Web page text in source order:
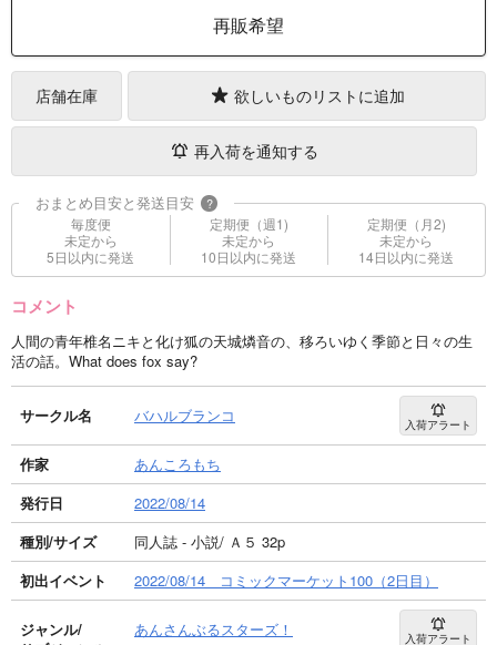
再販希望
店舗在庫 欲しいものリストに追加
再入荷を通知する
おまとめ目安と発送目安 ?
毎度便
未定から
5日以内に発送
定期便（週1)
未定から
10日以内に発送
定期便（月2)
未定から
14日以内に発送
コメント
人間の青年椎名ニキと化け狐の天城燐音の、移ろいゆく季節と日々の生
活の話。What does fox say?
サークル名 バハルブランコ 入荷アラート
作家
あんころもち
発行日
2022/08/14
種別/サイズ
同人誌 - 小説/ Ａ５ 32p
初出イベント
2022/08/14 コミックマーケット100（2日目）
ジャンル/
あんさんぶるスターズ！ 入荷アラート